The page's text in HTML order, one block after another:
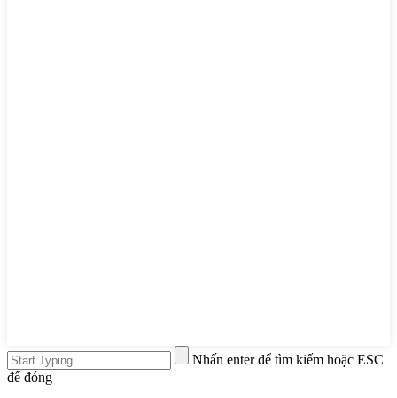
Nhấn enter để tìm kiếm hoặc ESC
để đóng